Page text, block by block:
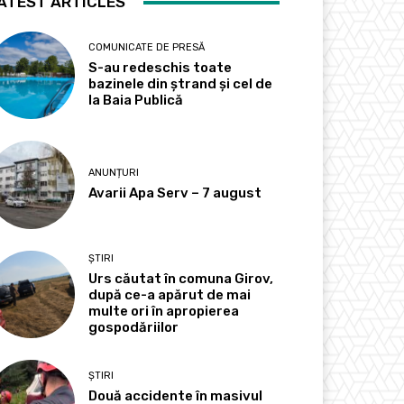
COMUNICATE DE PRESĂ
S-au redeschis toate
bazinele din ștrand și cel de
la Baia Publică
ANUNȚURI
Avarii Apa Serv – 7 august
ȘTIRI
Urs căutat în comuna Girov,
după ce-a apărut de mai
multe ori în apropierea
gospodăriilor
ȘTIRI
Două accidente în masivul